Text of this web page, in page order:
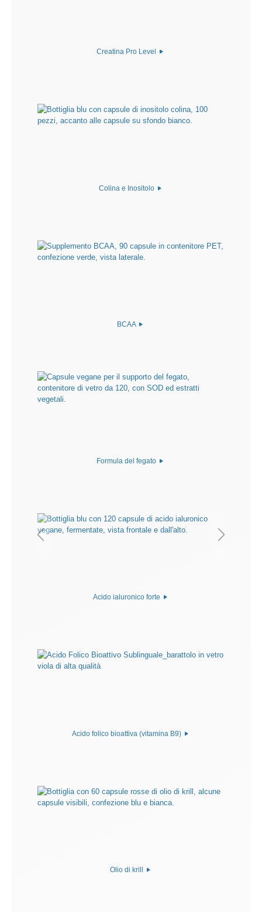
Creatina Pro Level
Colina e Inositolo
BCAA
Formula del fegato
Acido ialuronico forte
Acido folico bioattiva (vitamina B9)
Olio di krill